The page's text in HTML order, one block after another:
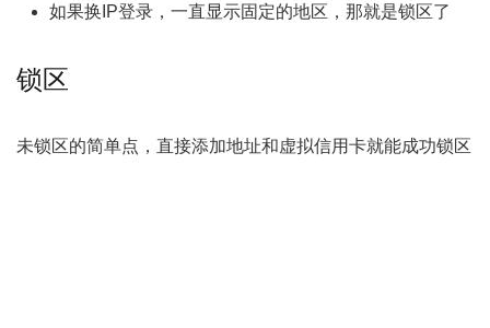
如果换IP登录，一直显示固定的地区，那就是锁区了
锁区
未锁区的简单点，直接添加地址和虚拟信用卡就能成功锁区